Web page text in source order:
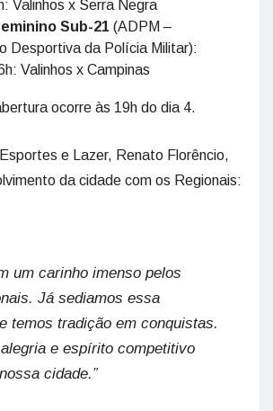
Valinhos x Serra Negra
Sub-21 (ADPM –
Desportiva da Polícia Militar):
Valinhos x Campinas
ocorre às 19h do dia 4.
e Lazer, Renato Florêncio,
da cidade com os Regionais:
um carinho imenso pelos
Já sediamos essa
temos tradição em conquistas.
e espírito competitivo
cidade.”